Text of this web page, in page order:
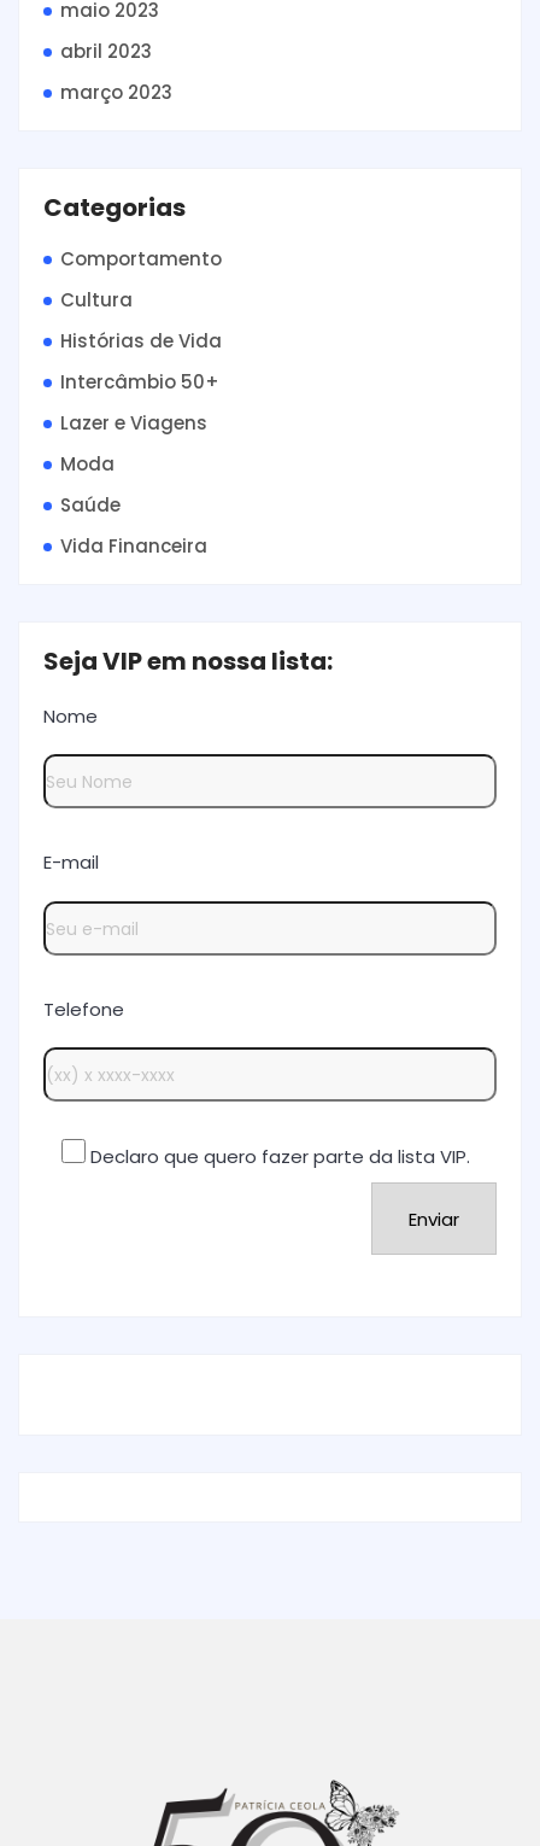
maio 2023
abril 2023
março 2023
Categorias
Comportamento
Cultura
Histórias de Vida
Intercâmbio 50+
Lazer e Viagens
Moda
Saúde
Vida Financeira
Seja VIP em nossa lista:
Nome
E-mail
Telefone
Declaro que quero fazer parte da lista VIP.